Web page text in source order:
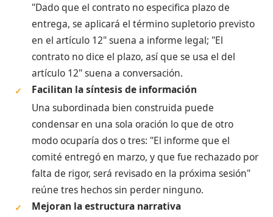
"Dado que el contrato no especifica plazo de
entrega, se aplicará el término supletorio previsto
en el artículo 12" suena a informe legal; "El
contrato no dice el plazo, así que se usa el del
artículo 12" suena a conversación.
✓
Facilitan la síntesis de información
Una subordinada bien construida puede
condensar en una sola oración lo que de otro
modo ocuparía dos o tres: "El informe que el
comité entregó en marzo, y que fue rechazado por
falta de rigor, será revisado en la próxima sesión"
reúne tres hechos sin perder ninguno.
✓
Mejoran la estructura narrativa